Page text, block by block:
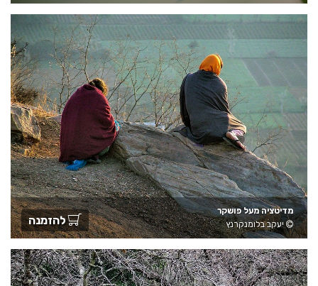
מדיטציה מעל פושקר
יעקב בלומנקרנץ
להזמנה